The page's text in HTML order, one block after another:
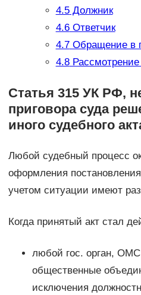
4.5Должник
4.6Ответчик
4.7Обращение в
4.8
Статья 315 УК РФ,
приговора суда
иного судебного
Любой судебный процесс
оформления
учетом ситуации имеют
Когда принятый акт стал
любой гос. орган,
общественные
исключения